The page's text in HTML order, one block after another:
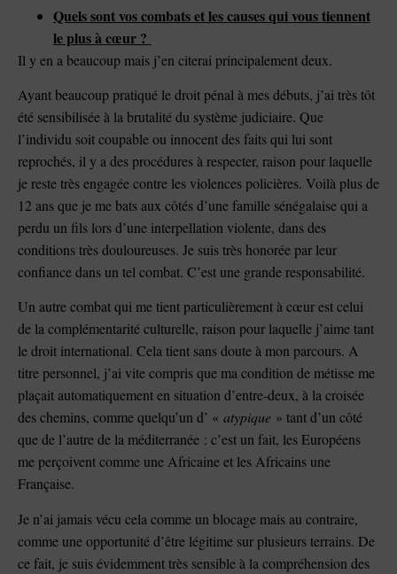
Quels sont vos combats et les causes qui vous tiennent
le plus à cœur ?
Il y en a beaucoup mais j’en citerai principalement deux.
Ayant beaucoup pratiqué le droit pénal à mes débuts, j’ai très tôt
été sensibilisée à la brutalité du système judiciaire. Que
l’individu soit coupable ou innocent des faits qui lui sont
reprochés, il y a des procédures à respecter, raison pour laquelle
je reste très engagée contre les violences policières. Voilà plus de
12 ans que je me bats aux côtés d’une famille sénégalaise qui a
perdu un fils lors d’une interpellation violente, dans des
conditions très douloureuses. Je suis très honorée par leur
confiance dans un tel combat. C’est une grande responsabilité.
Un autre combat qui me tient particulièrement à cœur est celui
de la complémentarité culturelle, raison pour laquelle j’aime tant
le droit international. Cela tient sans doute à mon parcours. A
titre personnel, j’ai vite compris que ma condition de métisse me
plaçait automatiquement en situation d’entre-deux, à la croisée
des chemins, comme quelqu’un d’ « atypique » tant d’un côté
que de l’autre de la méditerranée : c’est un fait, les Européens
me perçoivent comme une Africaine et les Africains une
Française.
Je n’ai jamais vécu cela comme un blocage mais au contraire,
comme une opportunité d’être légitime sur plusieurs terrains. De
ce fait, je suis évidemment très sensible à la compréhension des